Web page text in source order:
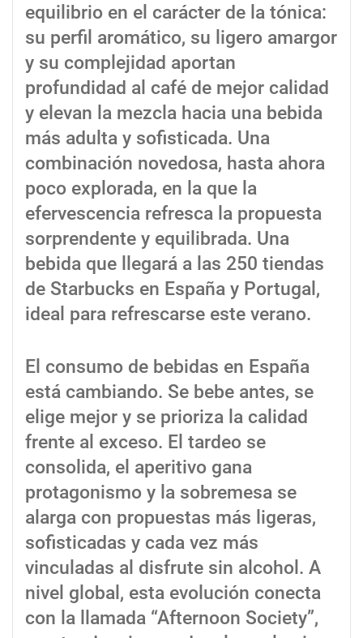
equilibrio en el carácter de la tónica:
su perfil aromático, su ligero amargor
y su complejidad aportan
profundidad al café de mejor calidad
y elevan la mezcla hacia una bebida
más adulta y sofisticada. Una
combinación novedosa, hasta ahora
poco explorada, en la que la
efervescencia refresca la propuesta
sorprendente y equilibrada. Una
bebida que llegará a las 250 tiendas
de Starbucks en España y Portugal,
ideal para refrescarse este verano.
El consumo de bebidas en España
está cambiando. Se bebe antes, se
elige mejor y se prioriza la calidad
frente al exceso. El tardeo se
consolida, el aperitivo gana
protagonismo y la sobremesa se
alarga con propuestas más ligeras,
sofisticadas y cada vez más
vinculadas al disfrute sin alcohol. A
nivel global, esta evolución conecta
con la llamada “Afternoon Society”,